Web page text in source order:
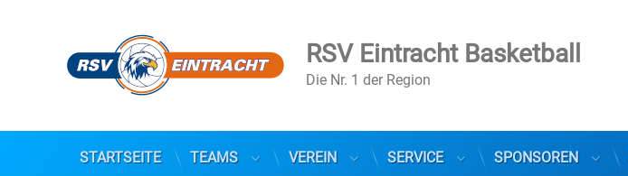
Skip
RSV Eintracht Basketball
Die Nr. 1 der Region
STARTSEITE TEAMS VEREIN SERVICE SPONSOREN